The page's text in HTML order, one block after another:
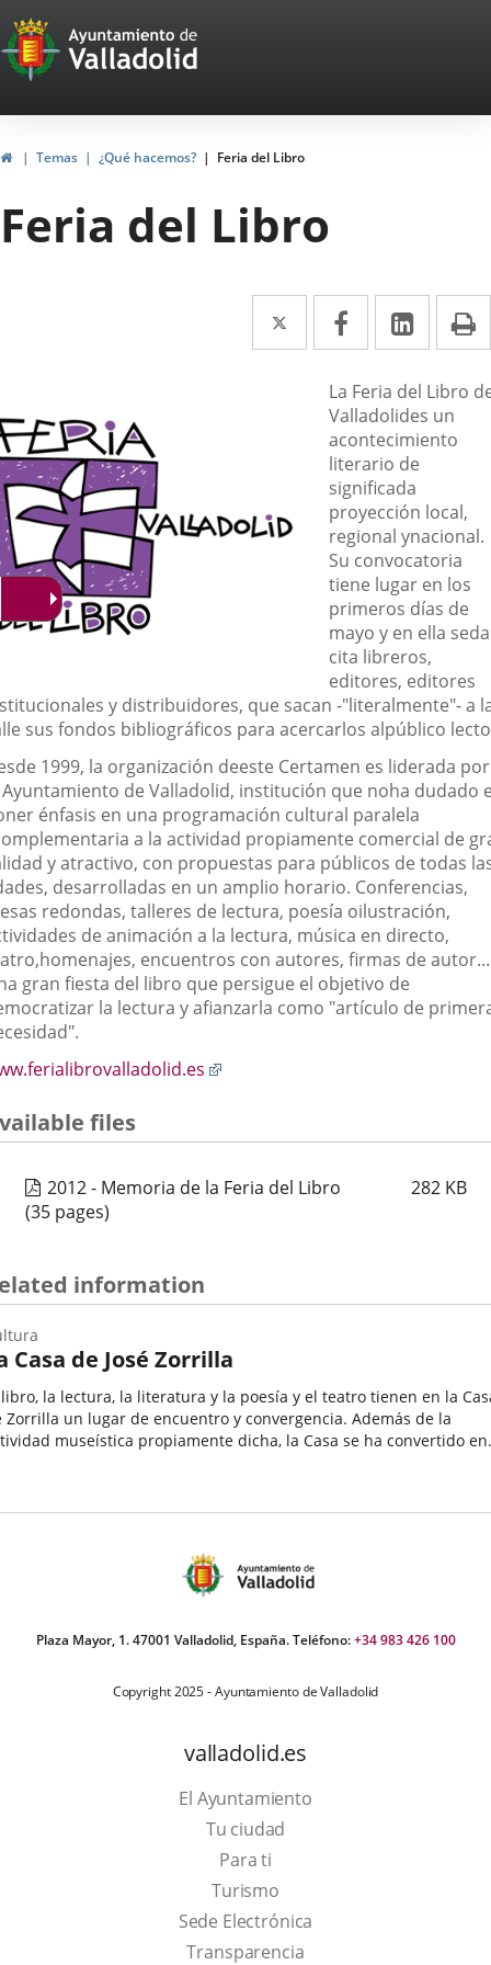
Portal
Web
del
Ayuntamiento
de
Valladolid
HomeTemas ¿Qué hacemos? Feria del Libro
Feria del Libro
Twitter
Enlace
a
una
aplicación
externa.
Facebook
Enlace
a
una
aplicación
externa.
Enlace
a
una
La Feria del Libro
Valladolides un
acontecimiento
literario de
significada
proyección local,
regional ynacional.
Su convocatoria
tiene lugar en los
primeros días de
mayo y en ella
cita libreros,
editores, editores
y distribuidores, que sacan -"literalmente"- a
sus fondos bibliográficos para acercarlos alpúblico
1999, la organización deeste Certamen es liderada por
de Valladolid, institución que noha dudado
énfasis en una programación cultural paralela
a la actividad propiamente comercial de
y atractivo, con propuestas para públicos de todas
desarrolladas en un amplio horario. Conferencias,
redondas, talleres de lectura, poesía oilustración,
de animación a la lectura, música en directo,
encuentros con autores, firmas de autor...
gran fiesta del libro que persigue el objetivo de
la lectura y afianzarla como "artículo de
aplicación
files
2012 - Memoria de la Feria del Libro 282 KB
(35 pages)
information
Casa de José Zorrilla
la lectura, la literatura y la poesía y el teatro tienen en la
Zorrilla un lugar de encuentro y convergencia. Además de la
museística propiamente dicha, la Casa se ha convertido en
Plaza Mayor, 1. 47001 Valladolid, España. Teléfono:+34 983 426 100
Copyright 2025 - Ayuntamiento de Valladolid
valladolid.es
El Ayuntamiento
Tu ciudad
Para ti
TurismoThis
link
will
Sede Electrónica
Transparencia